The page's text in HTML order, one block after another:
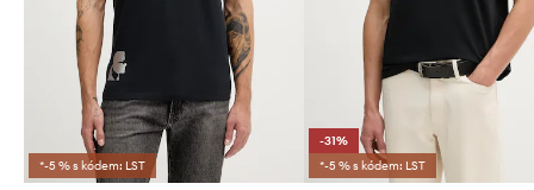
*-5 % s kódem: LST
-31%
*-5 % s kódem: LST